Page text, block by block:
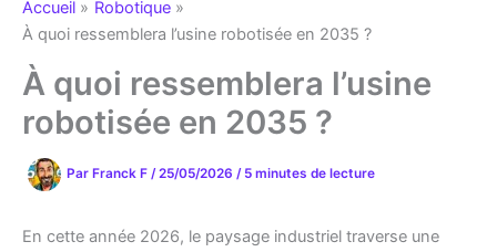
Accueil
Robotique
À quoi ressemblera l’usine robotisée en 2035 ?
À quoi ressemblera l’usine
robotisée en 2035 ?
Par Franck F /25/05/2026 / 5 minutes de lecture
En cette année 2026, le paysage industriel traverse une